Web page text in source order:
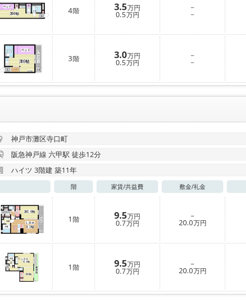
4階 3.5万円
0.5万円
－
－
3階 3.0万円
0.5万円
－
－
神戸市灘区寺口町
阪急神戸線 六甲駅 徒歩12分
ハイツ 3階建 築11年
階 家賃/共益費 敷金/礼金
1 階 9.5万円
0.7万円
－
20.0万円
1 階 9.5万円
0.7万円
－
20.0万円